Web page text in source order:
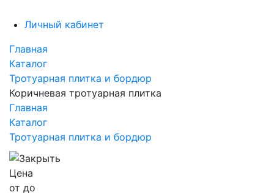
Личный кабинет
Главная
Каталог
Тротуарная плитка и бордюр
Коричневая тротуарная плитка
Главная
Каталог
Тротуарная плитка и бордюр
Цена
от до